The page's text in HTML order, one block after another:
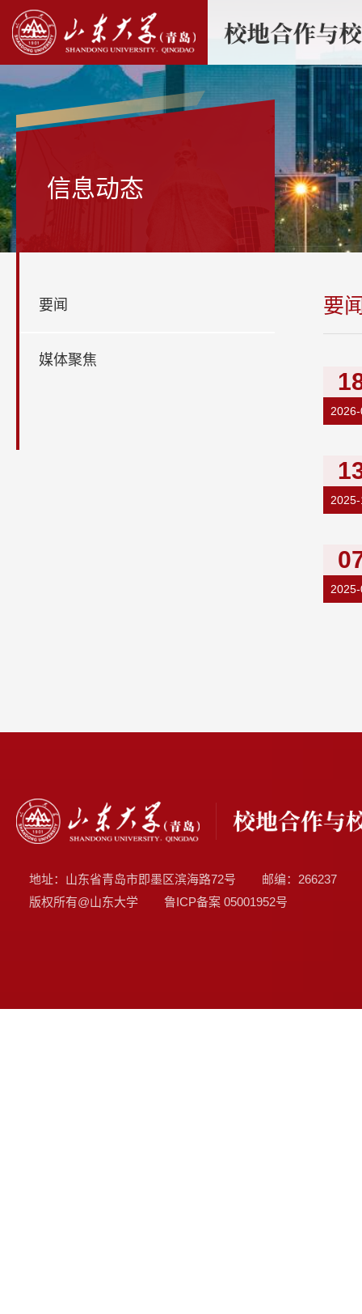
信息动态
要闻
媒体聚焦
要
地址：山东省青岛市即墨区滨海路72号
邮编：266237
版权所有@山东大学
鲁ICP备案 05001952号